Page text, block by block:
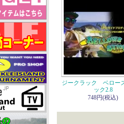
ジークラック ベロー
ック2.8
748円(税込)